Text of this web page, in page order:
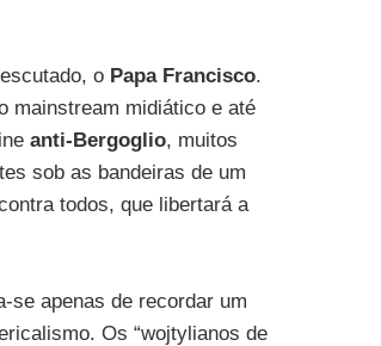
o Papa Francisco.
mainstream midiático e até
anti-Bergoglio, muitos
sob as bandeiras de um
todos, que libertará a
se apenas de recordar um
Os “wojtylianos de